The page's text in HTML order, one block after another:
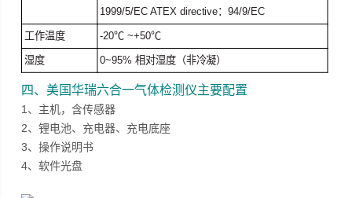
1999/5/EC ATEX directive：94/9/EC
工作温度 -20℃ ~+50℃
湿度 0~95% 相对湿度（非冷凝）
四、美国华瑞六合一气体检测仪主要配置
1、主机，含传感器
2、锂电池、充电器、充电底座
3、操作说明书
4、软件光盘